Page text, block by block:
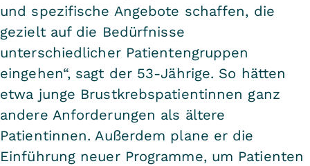
und spezifische Angebote schaffen, die
gezielt auf die Bedürfnisse
unterschiedlicher Patientengruppen
eingehen“, sagt der 53-Jährige. So hätten
etwa junge Brustkrebspatientinnen ganz
andere Anforderungen als ältere
Patientinnen. Außerdem plane er die
Einführung neuer Programme, um Patienten